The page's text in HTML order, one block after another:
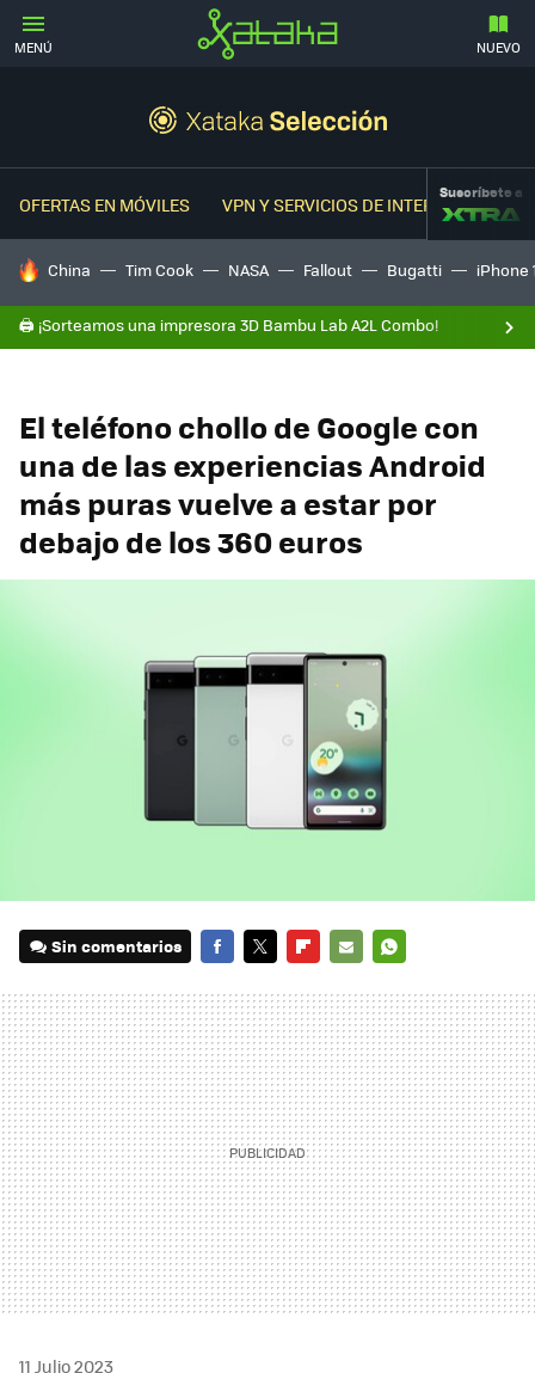
MENÚ NUEVO
OFERTAS EN MÓVILES VPN Y SERVICIOS DE INTERNETSuscríbete a
HOY SE HABLA DE
China Tim Cook NASA Fallout Bugatti iPhone
🖨️ ¡Sorteamos una impresora 3D Bambu Lab A2L Combo!
El teléfono chollo de Google con
una de las experiencias Android
más puras vuelve a estar por
debajo de los 360 euros
Sin comentarios
MAIL
11 Julio 2023